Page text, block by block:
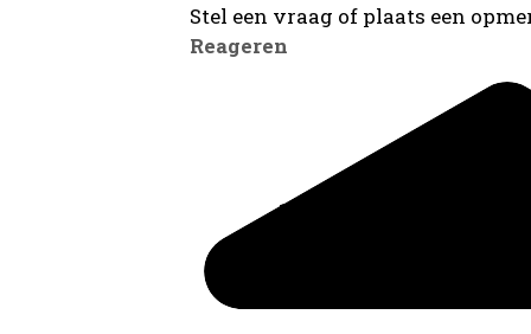
Stel een vraag of plaats een
Reageren